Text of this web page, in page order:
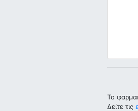
Το
Δείτε τις